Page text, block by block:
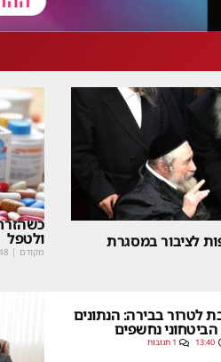
לציבור במסגרת ולטפל
מקודם |
לטרור בבירה: הנתונים
נחשפים
13:40 1 תגובות